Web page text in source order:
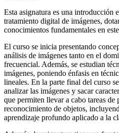
Esta asignatura es una introducción
tratamiento digital de imágenes,
conocimientos fundamentales en
El curso se inicia presentando
análisis de imágenes tanto en el
frecuencial. Además, se estudian
imágenes, poniendo énfasis en
lineales. En la parte final del curso
analizar las imágenes y sacar
que permiten llevar a cabo tareas de
reconocimiento de objetos,
aprendizaje profundo aplicado a la